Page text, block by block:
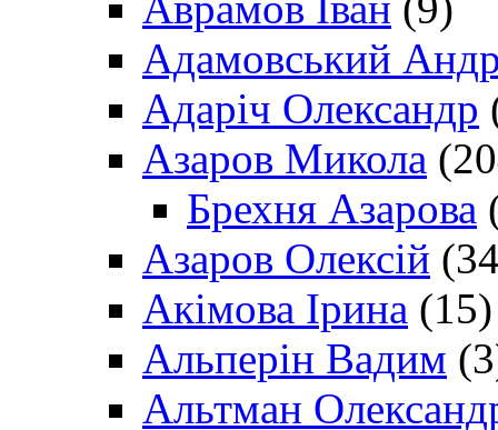
Адамовський
Адаріч Олександр
Азаров Микола
Брехня Азарова
Азаров Олексій
Акімова Ірина (15)
Альперін Вадим
Альтман